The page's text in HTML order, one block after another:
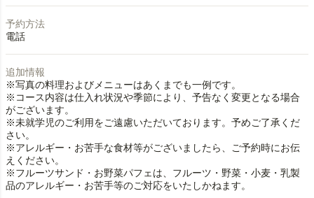
予約方法
電話
追加情報
※写真の料理およびメニューはあくまでも一例です。
※コース内容は仕入れ状況や季節により、予告なく変更となる場合
がございます。
※未就学児のご利用をご遠慮いただいております。予めご了承くだ
さい。
※アレルギー・お苦手な食材等がございましたら、ご予約時にお伝
えください。
※フルーツサンド・お野菜パフェは、フルーツ・野菜・小麦・乳製
品のアレルギー・お苦手等のご対応をいたしかねます。